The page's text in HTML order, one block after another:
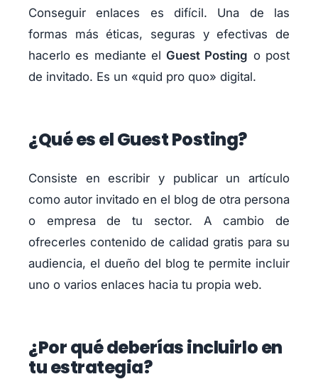
Conseguir enlaces es difícil. Una de las
formas más éticas, seguras y efectivas de
hacerlo es mediante elGuest Posting o post
de invitado. Es un «quid pro quo» digital.
¿Qué es el Guest Posting?
Consiste en escribir y publicar un artículo
como autor invitado en el blog de otra persona
o empresa de tu sector. A cambio de
ofrecerles contenido de calidad gratis para su
audiencia, el dueño del blog te permite incluir
uno o varios enlaces hacia tu propia web.
¿Por qué deberías incluirlo en
tu estrategia?